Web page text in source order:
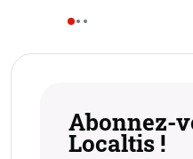
Abonnez-
Localtis !